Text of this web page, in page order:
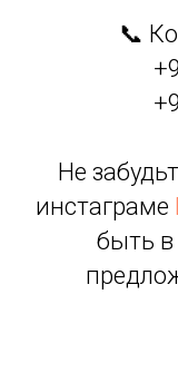
📞
Не
инстаграме
быть в